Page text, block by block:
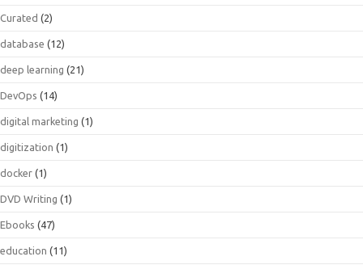
Curated (2)
database (12)
deep learning (21)
DevOps (14)
digital marketing (1)
digitization (1)
docker (1)
DVD Writing (1)
Ebooks (47)
education (11)